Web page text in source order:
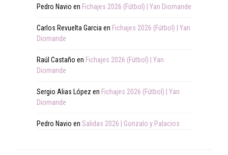
Pedro Navio en Fichajes 2026 (Fútbol) | Yan Diomande
Carlos Revuelta Garcia en Fichajes 2026 (Fútbol) | Yan
Diomande
Raúl Castaño en Fichajes 2026 (Fútbol) | Yan
Diomande
Sergio Alias López en Fichajes 2026 (Fútbol) | Yan
Diomande
Pedro Navio en Salidas 2026 | Gonzalo y Palacios